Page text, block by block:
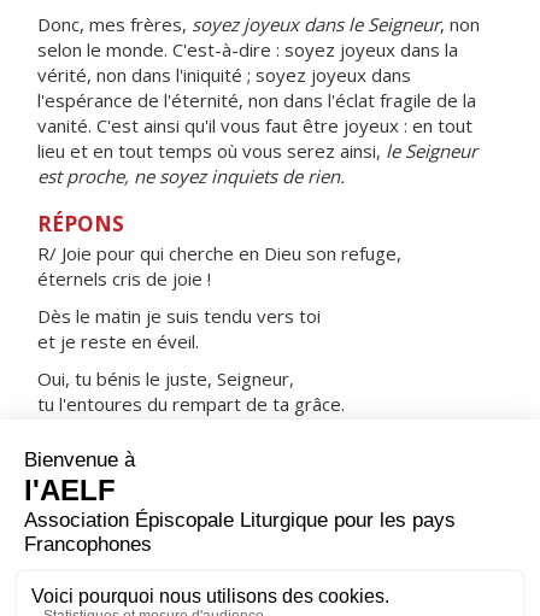
Donc, mes frères, soyez joyeux dans le Seigneur, non
selon le monde. C'est-à-dire : soyez joyeux dans la
vérité, non dans l'iniquité ; soyez joyeux dans
l'espérance de l'éternité, non dans l'éclat fragile de la
vanité. C'est ainsi qu'il vous faut être joyeux : en tout
lieu et en tout temps où vous serez ainsi, le Seigneur
est proche, ne soyez inquiets de rien.
RÉPONS
R/ Joie pour qui cherche en Dieu son refuge,
éternels cris de joie !
Dès le matin je suis tendu vers toi
et je reste en éveil.
Oui, tu bénis le juste, Seigneur,
tu l'entoures du rempart de ta grâce.
et ma bouche annoncera ta louange !
ORAISON
Dieu qui ne cesses d’élever à la sainteté ceux qui te
feu de l’Esprit Saint qui brûlait si merveilleusement au